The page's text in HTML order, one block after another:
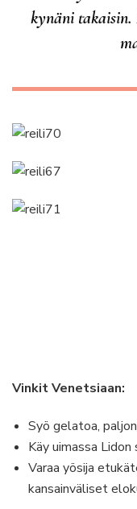
kynäni takaisin.
Vinkit Venetsiaan:
Syö gelatoa, paljon
Käy uimassa Lidon
Varaa yösija
kansainväliset